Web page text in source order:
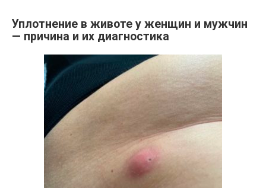
Уплотнение в животе у женщин и мужчин
— причина и их диагностика